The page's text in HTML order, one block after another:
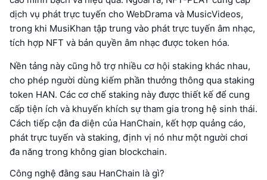
dịch vụ phát trực tuyến cho WebDrama và MusicVideos,
trong khi MusiKhan tập trung vào phát trực tuyến âm nhạc,
tích hợp NFT và bản quyền âm nhạc được token hóa.
Nền tảng này cũng hỗ trợ nhiều cơ hội staking khác nhau,
cho phép người dùng kiếm phần thưởng thông qua staking
token HAN. Các cơ chế staking này được thiết kế để cung
cấp tiện ích và khuyến khích sự tham gia trong hệ sinh thái.
Cách tiếp cận đa diện của HanChain, kết hợp quảng cáo,
phát trực tuyến và staking, định vị nó như một người chơi
đa năng trong không gian blockchain.
Công nghệ đằng sau HanChain là gì?